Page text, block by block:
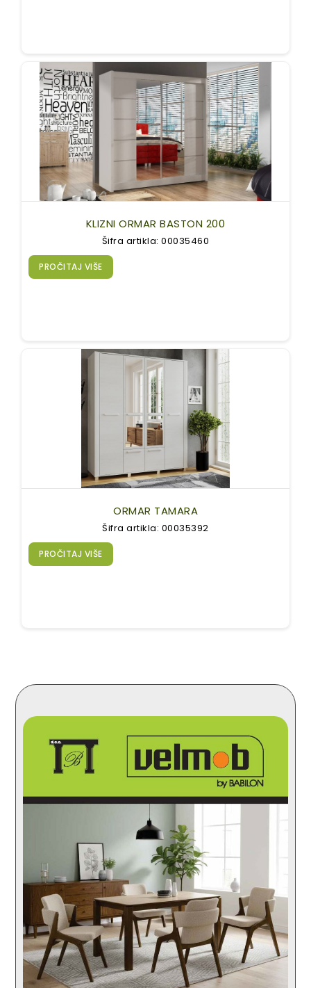
KLIZNI ORMAR BASTON 200
Šifra artikla: 00035460
PROČITAJ VIŠE
ORMAR TAMARA
Šifra artikla: 00035392
PROČITAJ VIŠE